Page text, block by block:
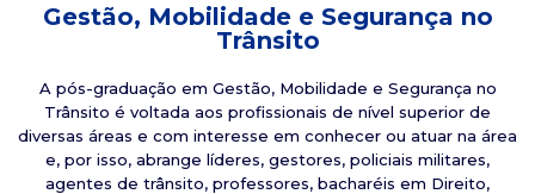
Gestão, Mobilidade e Segurança no
Trânsito
A pós-graduação em Gestão, Mobilidade e Segurança no
Trânsito é voltada aos profissionais de nível superior de
diversas áreas e com interesse em conhecer ou atuar na área
e, por isso, abrange líderes, gestores, policiais militares,
agentes de trânsito, professores, bacharéis em Direito,